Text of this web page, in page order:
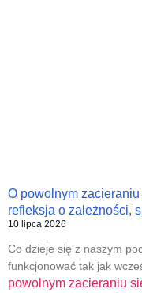
O powolnym
refleksja o zależności,
10 lipca 2026
Co dzieje się z naszym
funkcjonować tak jak
powolnym zacieraniu